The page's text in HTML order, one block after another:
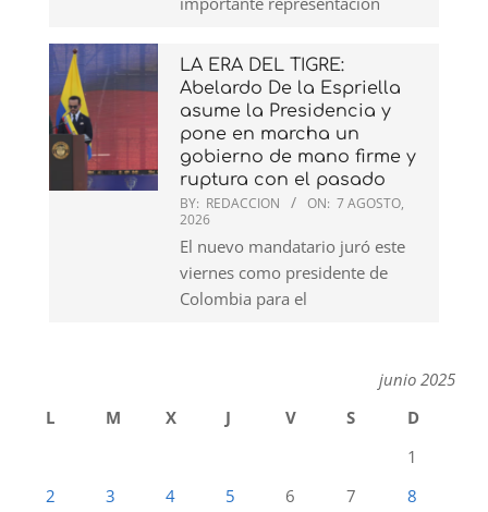
LA ERA DEL TIGRE:
Abelardo De la Espriella
asume la Presidencia y
pone en marcha un
gobierno de mano firme y
ruptura con el pasado
BY: REDACCION ON: 7 AGOSTO,
2026
El nuevo mandatario juró este
viernes como presidente de
Colombia para el
junio 2025
L
M X J V S
D
1
2
3 4 5 6 7
8